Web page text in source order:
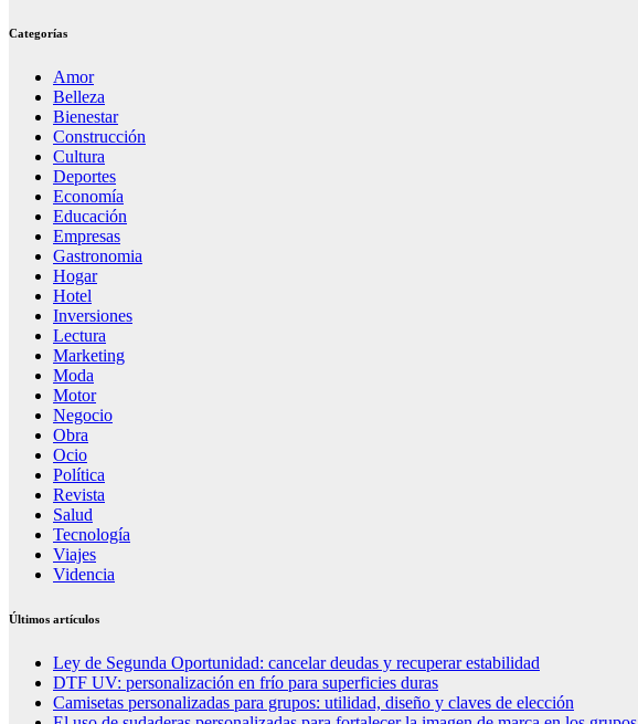
Categorías
Amor
Belleza
Bienestar
Construcción
Cultura
Deportes
Economía
Educación
Empresas
Gastronomia
Hogar
Hotel
Inversiones
Lectura
Marketing
Moda
Motor
Negocio
Obra
Ocio
Política
Revista
Salud
Tecnología
Viajes
Videncia
Últimos artículos
Ley de Segunda Oportunidad: cancelar deudas y recuperar estabilidad
DTF UV: personalización en frío para superficies duras
Camisetas personalizadas para grupos: utilidad, diseño y claves de elección